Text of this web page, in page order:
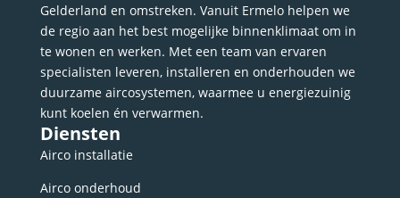
Gelderland en omstreken. Vanuit Ermelo helpen we
de regio aan het best mogelijke binnenklimaat om in
te wonen en werken. Met een team van ervaren
specialisten leveren, installeren en onderhouden we
duurzame aircosystemen, waarmee u energiezuinig
kunt koelen én verwarmen.
Diensten
Airco installatie
Airco onderhoud